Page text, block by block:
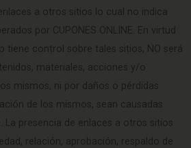
a otros sitios lo cual no indica
por CUPONES ONLINE. En virtud
tiene control sobre tales sitios, NO será
materiales, acciones y/o
mismos, ni por daños o pérdidas
de los mismos, sean causadas
presencia de enlaces a otros sitios
relación, aprobación, respaldo de